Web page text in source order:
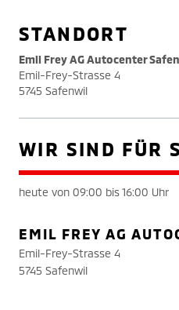
STANDORT
Emil Frey AG Autocenter
Emil-Frey-Strasse 4
5745 Safenwil
WIR SIND FÜR
heute von 09:00 bis 16:00 Uhr
EMIL FREY AG
Emil-Frey-Strasse 4
5745 Safenwil